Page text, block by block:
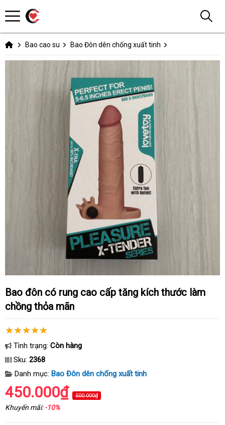
Bao cao su Bao Đôn dên chống xuất tinh
Bao đôn có rung cao cấp tăng kích thước làm
chồng thỏa mãn
Tình trạng: Còn hàng
Sku: 2368
Danh mục: Bao Đôn dên chống xuất tinh
450.000₫ 500.000₫
Khuyến mãi:-10%